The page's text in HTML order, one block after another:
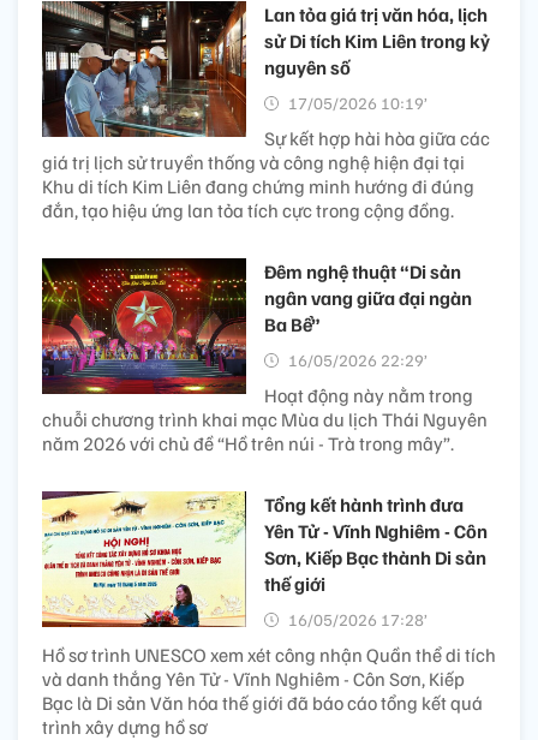
Lan tỏa giá trị văn hóa, lịch
sử Di tích Kim Liên trong kỷ
nguyên số
17/05/2026 10:19’
Sự kết hợp hài hòa giữa các
giá trị lịch sử truyền thống và công nghệ hiện đại tại
Khu di tích Kim Liên đang chứng minh hướng đi đúng
đắn, tạo hiệu ứng lan tỏa tích cực trong cộng đồng.
Đêm nghệ thuật “Di sản
ngân vang giữa đại ngàn
Ba Bể”
16/05/2026 22:29’
Hoạt động này nằm trong
chuỗi chương trình khai mạc Mùa du lịch Thái Nguyên
năm 2026 với chủ đề “Hồ trên núi - Trà trong mây”.
Tổng kết hành trình đưa
Yên Tử - Vĩnh Nghiêm - Côn
Sơn, Kiếp Bạc thành Di sản
thế giới
16/05/2026 17:28’
Hồ sơ trình UNESCO xem xét công nhận Quần thể di tích
và danh thắng Yên Tử - Vĩnh Nghiêm - Côn Sơn, Kiếp
Bạc là Di sản Văn hóa thế giới đã báo cáo tổng kết quá
trình xây dựng hồ sơ